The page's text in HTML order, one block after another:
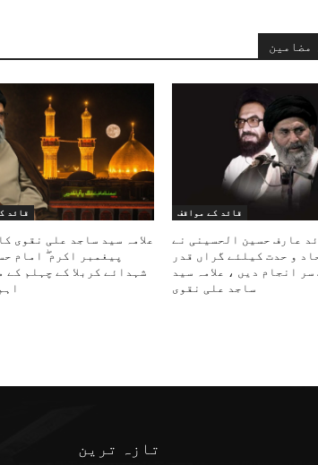
مضامین
قائد کے مواقف
عارف حسین الحسینی نے
و حدت کیلئے گراں قدر
انجام دیں ، علامہ سید
ساجد علی نقوی
قائد
علامہ سید ساجد علی نقوی
پیغمبر اکرم ۖ امام
شہدائے کربلا کے چہلم کے
تازہ ترین